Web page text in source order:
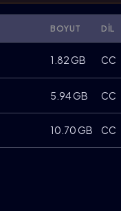
BOYUT DIL
1.82 GB CC
5.94 GB CC
10.70 GB CC